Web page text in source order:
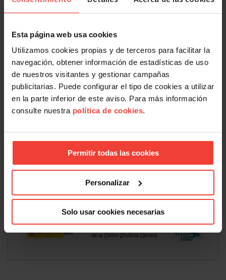
Esta página web usa cookies
Utilizamos cookies propias y de terceros para facilitar la
navegación, obtener información de estadísticas de uso
de nuestros visitantes y gestionar campañas
publicitarias. Puede configurar el tipo de cookies a utilizar
en la parte inferior de este aviso. Para más información
consulte nuestra política de cookies.
Permitir todas las cookies
Personalizar
Solo usar cookies necesarias